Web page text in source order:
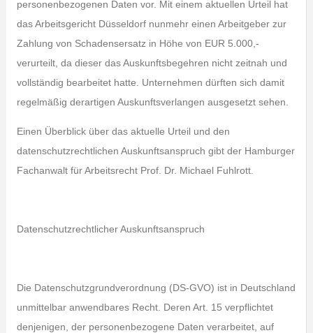
personenbezogenen Daten vor. Mit einem aktuellen Urteil hat
das Arbeitsgericht Düsseldorf nunmehr einen Arbeitgeber zur
Zahlung von Schadensersatz in Höhe von EUR 5.000,-
verurteilt, da dieser das Auskunftsbegehren nicht zeitnah und
vollständig bearbeitet hatte. Unternehmen dürften sich damit
regelmäßig derartigen Auskunftsverlangen ausgesetzt sehen.
Einen Überblick über das aktuelle Urteil und den
datenschutzrechtlichen Auskunftsanspruch gibt der Hamburger
Fachanwalt für Arbeitsrecht Prof. Dr. Michael Fuhlrott.
Datenschutzrechtlicher Auskunftsanspruch
Die Datenschutzgrundverordnung (DS-GVO) ist in Deutschland
unmittelbar anwendbares Recht. Deren Art. 15 verpflichtet
denjenigen, der personenbezogene Daten verarbeitet, auf